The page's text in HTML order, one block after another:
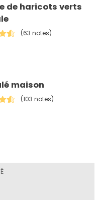
de haricots verts
(63 notes)
maison
(103 notes)